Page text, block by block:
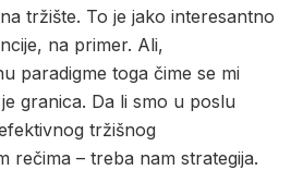
tržište. To je jako interesantno
na primer. Ali,
paradigme toga čime se mi
granica. Da li smo u poslu
tržišnog
rečima – treba nam strategija.